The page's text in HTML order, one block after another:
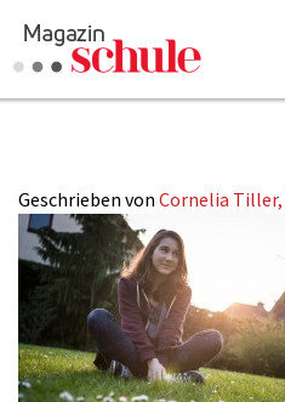
Online-Magazin
Newsletter
Mediadaten
Kontakt
Impressum
Kommentieren
Abonnieren
Anmelden
Geschrieben von Cornelia Tiller,